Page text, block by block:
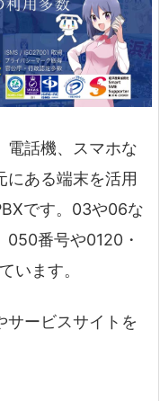
電話機、スマホな
にある端末を活用
です。03や06な
050番号や0120・
います。
サービスサイトを